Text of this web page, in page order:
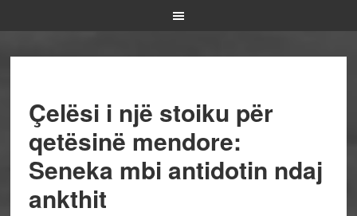
Çelësi i një stoiku për
qetësinë mendore:
Seneka mbi antidotin ndaj
ankthit